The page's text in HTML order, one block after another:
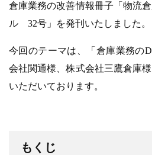
倉庫業務の改善情報冊子「物流
ル 32号」を発刊いたしました。
今回のテーマは、「倉庫業務の
会社関通様、株式会社三鷹倉庫
いただいております。
もくじ